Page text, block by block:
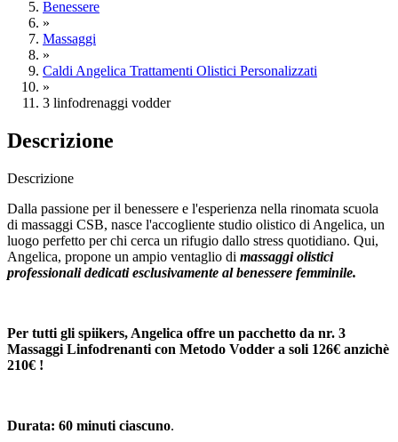
Benessere
»
Massaggi
»
Caldi Angelica Trattamenti Olistici Personalizzati
»
3 linfodrenaggi vodder
Descrizione
Descrizione
Dalla passione per il benessere e l'esperienza nella rinomata scuola
di massaggi CSB, nasce l'accogliente studio olistico di Angelica, un
luogo perfetto per chi cerca un rifugio dallo stress quotidiano. Qui,
Angelica, propone un ampio ventaglio di massaggi olistici
professionali dedicati esclusivamente al benessere femminile.
Per tutti gli spiikers, Angelica offre un pacchetto da nr. 3
Massaggi Linfodrenanti con Metodo Vodder a soli 126€ anzichè
210€ !
Durata: 60 minuti ciascuno.